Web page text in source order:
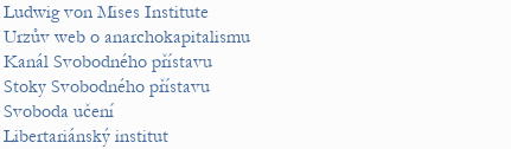
Ludwig von Mises Institute
Urzův web o anarchokapitalismu
Kanál Svobodného přístavu
Stoky Svobodného přístavu
Svoboda učení
Libertariánský institut